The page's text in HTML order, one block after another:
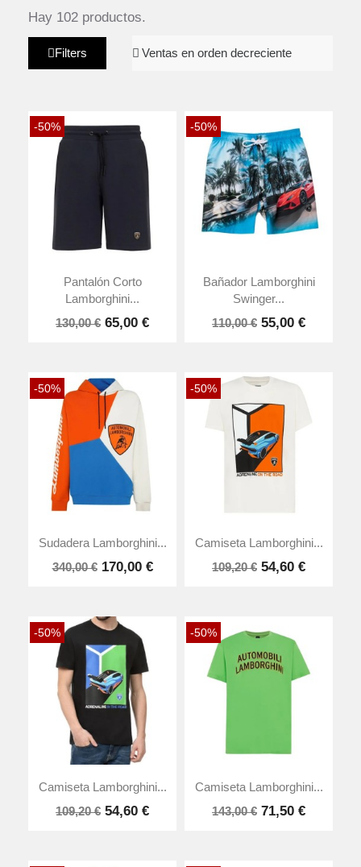
Hay 102 productos.
Filters
-50%
Pantalón Corto
Lamborghini...
130,00 € 65,00 €
-50%
Bañador Lamborghini
Swinger...
110,00 € 55,00 €
-50%
Sudadera Lamborghini...
340,00 € 170,00 €
-50%
Camiseta Lamborghini...
109,20 € 54,60 €
-50%
Camiseta Lamborghini...
109,20 € 54,60 €
-50%
Camiseta Lamborghini...
143,00 € 71,50 €